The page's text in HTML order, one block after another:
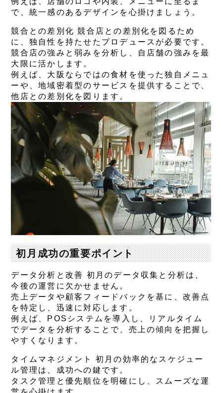
で、統一感のあるデザインを心掛けましょう。
競合との差別化 競合店との差別化を図るため
に、独自性を持たせたプロデュースが必要です。
競合店の強みと弱みを分析し、自店舗の強みを最
大限に活かします。
例えば、大阪ならではの食材を使った独自メニュ
ーや、地域密着型のサービスを提供することで、
他店との差別化を図ります。
初月成功の重要ポイント
データ分析と改善 初月のデータ収集と分析は、
今後の運営に欠かせません。
売上データや顧客フィードバックを基に、改善点
を特定し、迅速に対応します。
例えば、POSシステムを導入し、リアルタイム
でデータを分析することで、売上の傾向を把握し
やすくなります。
タイムマネジメント 初月の効率的なスケジュー
ル管理は、成功への鍵です。
タスク管理と優先順位を明確にし、スムーズな運